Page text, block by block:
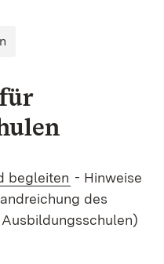
begleiten (Öffnet in
- Hinweise
des